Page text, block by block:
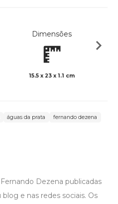
Dimensões
15.5 x 23 x 1.1 cm
águas da prata
fernando dezena
Dezena publicadas
e nas redes sociais. Os